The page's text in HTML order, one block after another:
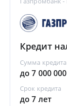
Кредит
Сумма кредита
до 7 000
Срок кредита
до 7 лет